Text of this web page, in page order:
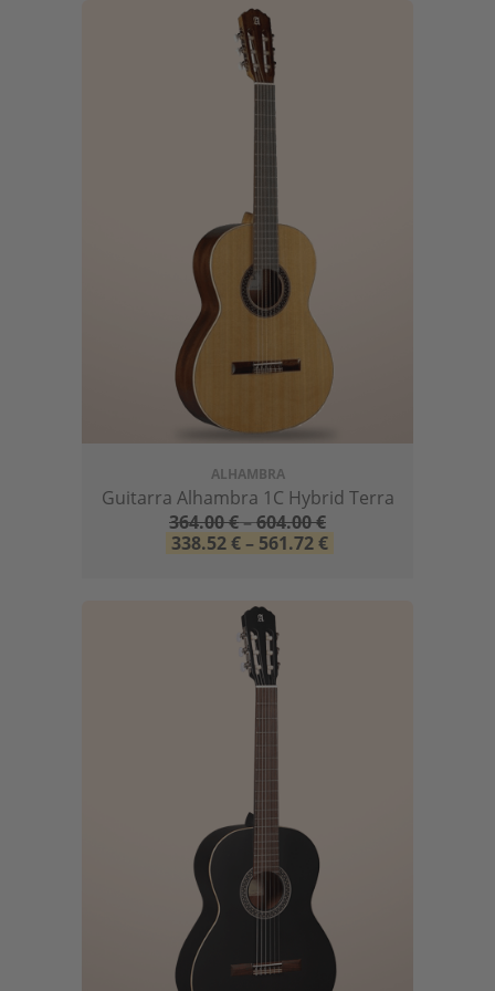
estándar que otros fabricantes toman de
ALHAMBRA
Guitarra Alhambra 1C Hybrid Terra
364.00€–604.00€
338.52€ – 561.72€